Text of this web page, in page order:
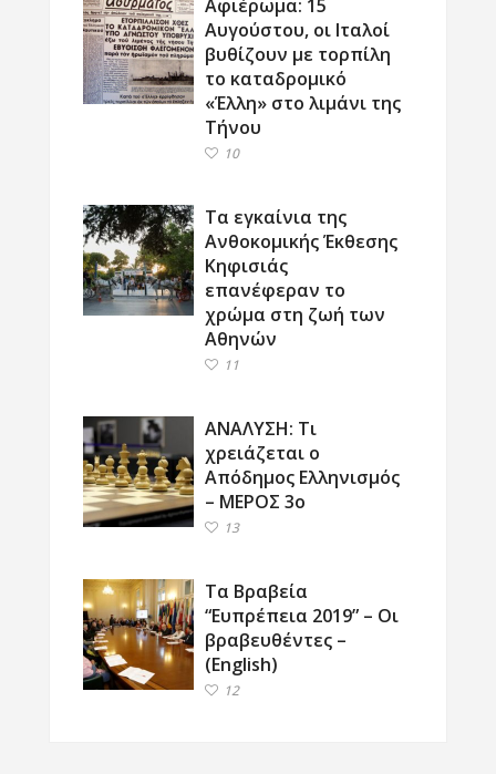
Αφιέρωμα: 15
Αυγούστου, οι Ιταλοί
βυθίζουν με τορπίλη
το καταδρομικό
«Έλλη» στο λιμάνι της
Τήνου
10
Τα εγκαίνια της
Ανθοκομικής Έκθεσης
Κηφισιάς
επανέφεραν το
χρώμα στη ζωή των
Αθηνών
11
ΑΝΑΛΥΣΗ: Τι
χρειάζεται ο
Απόδημος Ελληνισμός
– ΜΕΡΟΣ 3ο
13
Τα Βραβεία
“Ευπρέπεια 2019” – Οι
βραβευθέντες –
(English)
12